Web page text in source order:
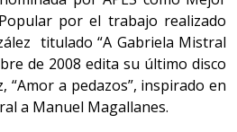
por el trabajo realizado
titulado “A Gabriela Mistral
de 2008 edita su último disco
“Amor a pedazos”, inspirado en
a Manuel Magallanes.